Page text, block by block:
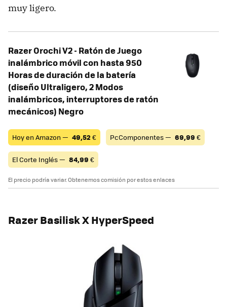
muy ligero.
Razer Orochi V2 - Ratón de Juego
inalámbrico móvil con hasta 950
Horas de duración de la batería
(diseño Ultraligero, 2 Modos
inalámbricos, interruptores de ratón
mecánicos) Negro
Hoy en Amazon — 49,52 € PcComponentes — 69,99 €
El Corte Inglés — 84,99 €
El precio podría variar. Obtenemos comisión por estos enlaces
Razer Basilisk X HyperSpeed